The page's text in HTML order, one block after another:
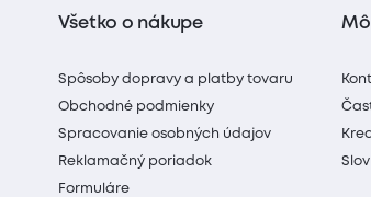
Všetko o nákupe
Spôsoby dopravy a platby tovaru
Obchodné podmienky
Spracovanie osobných údajov
Reklamačný poriadok
Formuláre